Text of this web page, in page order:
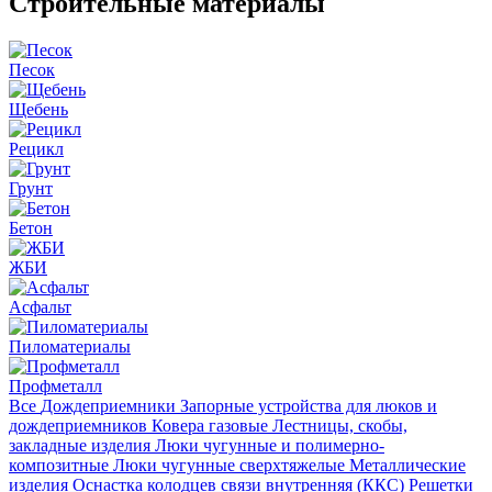
Песок
Щебень
Рецикл
Грунт
Бетон
ЖБИ
Асфальт
Пиломатериалы
Профметалл
Все Дождеприемники Запорные устройства для люков и
дождеприемников Ковера газовые Лестницы, скобы,
закладные изделия Люки чугунные и полимерно-
композитные Люки чугунные сверхтяжелые Металлические
изделия Оснастка колодцев связи внутренняя (ККС) Решетки